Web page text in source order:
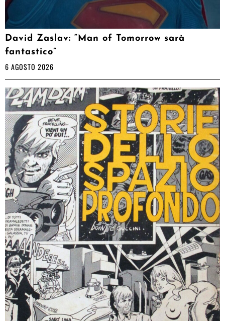
David Zaslav: “Man of Tomorrow sarà
fantastico”
6 AGOSTO 2026